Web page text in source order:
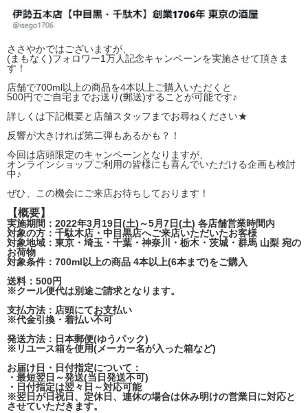
ささやかではございますが、
(まもなく)フォロワー1万人記念キャンペーンを実施させて頂きま
す！
店舗で700ml以上の商品を4本以上ご購入いただくと
500円でご自宅までお送り(郵送)することが可能です♪
詳しくは下記概要と店舗スタッフまでお尋ねください★
反響が大きければ第二弾もあるかも？！
今回は店頭限定のキャンペーンとなりますが、
オンラインショップご利用の皆様にも喜んでいただける企画も検討
中♪
ぜひ、この機会にご来店お待ちしております！
【概要】
実施期間：2022年3月19日(土)～5月7日(土) 各店舗営業時間内
対象の方：千駄木店・中目黒店へご来店いただいたお客様
対象地域：東京・埼玉・千葉・神奈川・栃木・茨城・群馬 山梨 宛の
お荷物
対象条件：700ml以上の商品 4本以上(6本まで)をご購入
送料：500円
※クール便代は別途ご請求となります。
支払方法：店頭にてお支払い
※代金引換・着払い不可
発送方法：日本郵便(ゆうパック)
※リユース箱を使用(メーカー名が入った箱など)
お届け日・日付指定について：
・最短翌日～発送(当日発送不可)
・日付指定は翌々日～対応可能
※翌日が日祝日、定休日、連休の場合は休み明けの営業日に対応と
させていただきます。